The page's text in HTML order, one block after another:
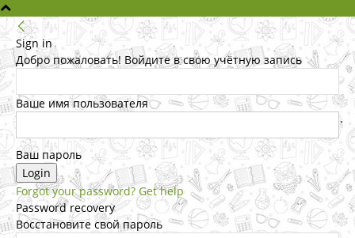
Sign in
Добро пожаловать! Войдите в свою учётную запись
Ваше имя пользователя
Ваш пароль
Forgot your password? Get help
Password recovery
Восстановите свой пароль